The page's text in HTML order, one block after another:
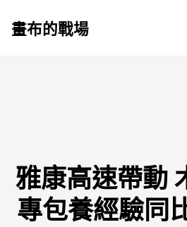
畫布的戰場
雅康高速帶動
專包養經驗同